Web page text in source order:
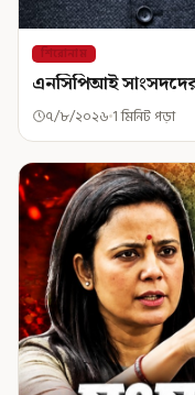
শিরোনাম
এনসিপিআই সাংসদদের
৭/৮/২০২৬ 1 মিনিট পড়া